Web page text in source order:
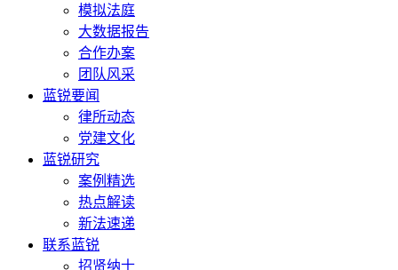
模拟法庭
大数据报告
合作办案
团队风采
蓝锐要闻
律所动态
党建文化
蓝锐研究
案例精选
热点解读
新法速递
联系蓝锐
招贤纳士